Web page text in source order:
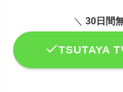
＼ 30日間
TSUTAYA